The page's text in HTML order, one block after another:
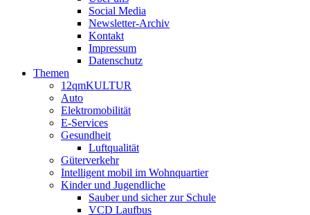
Social Media
Newsletter-Archiv
Kontakt
Impressum
Datenschutz
Themen
12qmKULTUR
Auto
Elektromobilität
E-Services
Gesundheit
Luftqualität
Güterverkehr
Intelligent mobil im Wohnquartier
Kinder und Jugendliche
Sauber und sicher zur Schule
VCD Laufbus